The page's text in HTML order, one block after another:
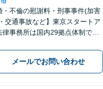
・不倫の慰謝料・刑事事件(加害
交通事故など】東京スタートア
律事務所は国内29拠点体制で全
律相談は完全予約制)】各分野で
の高い弁護士が寄り添い解決を
トします。
メールでお問い合わせ